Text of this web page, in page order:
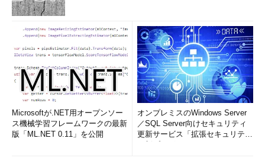
Microsoftが.NET用オープンソー
ス機械学習フレームワークの最新
版「ML.NET 0.11」を公開
オンプレミスのWindows Server
／SQL Server向けセキュリティ
更新サービス「拡張セキュリティ